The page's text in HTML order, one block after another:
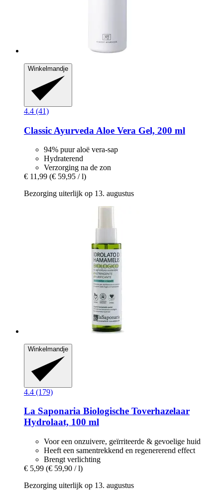
Winkelmandje
4.4 (41)
Classic Ayurveda Aloe Vera Gel, 200 ml
94% puur aloë vera-sap
Hydraterend
Verzorging na de zon
€ 11,99 (€ 59,95 / l)
Bezorging uiterlijk op 13. augustus
Winkelmandje
4.4 (179)
La Saponaria Biologische Toverhazelaar
Hydrolaat, 100 ml
Voor een onzuivere, geïrriteerde & gevoelige huid
Heeft een samentrekkend en regenererend effect
Brengt verlichting
€ 5,99 (€ 59,90 / l)
Bezorging uiterlijk op 13. augustus